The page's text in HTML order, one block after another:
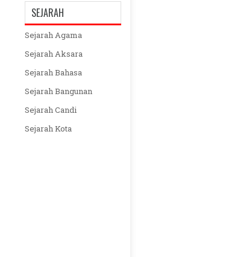
SEJARAH
Sejarah Agama
Sejarah Aksara
Sejarah Bahasa
Sejarah Bangunan
Sejarah Candi
Sejarah Kota